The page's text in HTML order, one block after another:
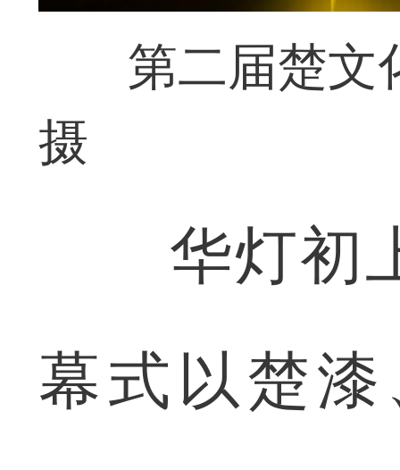
第二届楚文
摄
华灯初上
幕式以楚